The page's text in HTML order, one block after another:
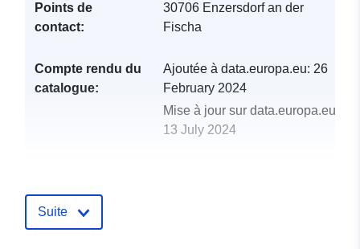
Points de
contact:
30706 Enzersdorf an der
Fischa
Compte rendu du
catalogue:
Ajoutée à data.europa.eu: 26
February 2024
Mise à jour sur data.europa.eu:
13 July 2024
Suite